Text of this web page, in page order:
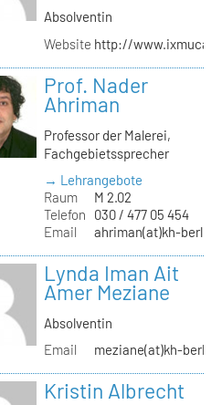
Absolventin
Website http://
Prof. Nader
Ahriman
Professor der Malerei,
Fachgebietssprecher
→ Lehrangebote
Raum
M 2.02
Telefon
030 / 477 05 454
Email
ahriman(at)kh-
Lynda Iman Ait
Amer Meziane
Absolventin
Email
meziane(at)kh-
Kristin Albrecht